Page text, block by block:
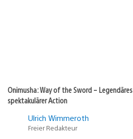
Onimusha: Way of the Sword –
spektakulärer Action
Ulrich Wimmeroth
Freier Redakteur